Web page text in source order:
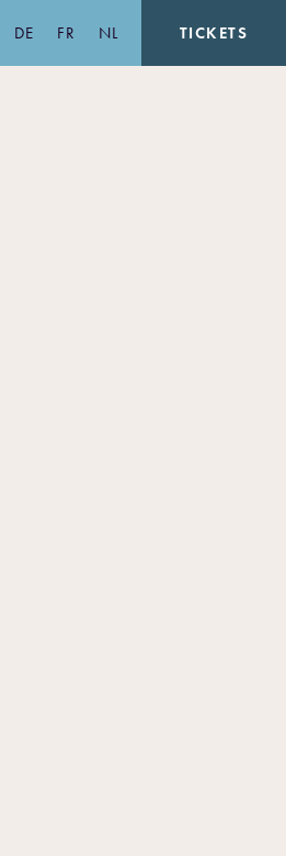
DE FR NL TICKETS